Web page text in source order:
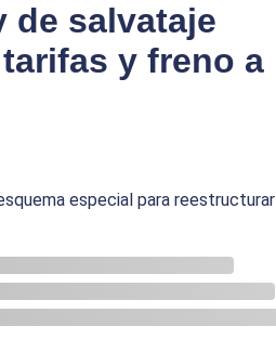
de salvataje
y freno a
especial para reestructurar